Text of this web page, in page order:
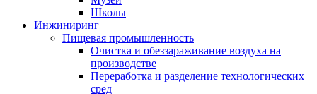
Школы
Инжиниринг
Пищевая промышленность
Очистка и обеззараживание воздуха на
производстве
Переработка и разделение технологических
сред